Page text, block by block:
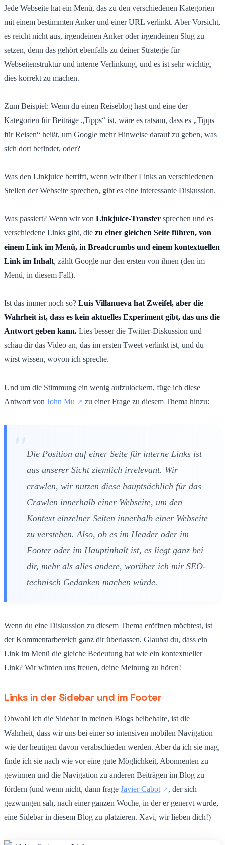
Jede Webseite hat ein Menü, das zu den verschiedenen Kategorien
mit einem bestimmten Anker und einer URL verlinkt. Aber Vorsicht,
es reicht nicht aus, irgendeinen Anker oder irgendeinen Slug zu
setzen, denn das gehört ebenfalls zu deiner Strategie für
Webseitenstruktur und interne Verlinkung, und es ist sehr wichtig,
dies korrekt zu machen.
Zum Beispiel: Wenn du einen Reiseblog hast und eine der
Kategorien für Beiträge „Tipps“ ist, wäre es ratsam, dass es „Tipps
für Reisen“ heißt, um Google mehr Hinweise darauf zu geben, was
sich dort befindet, oder?
Was den Linkjuice betrifft, wenn wir über Links an verschiedenen
Stellen der Webseite sprechen, gibt es eine interessante Diskussion.
Was passiert? Wenn wir von Linkjuice-Transfer sprechen und es
verschiedene Links gibt, die zu einer gleichen Seite führen, von
einem Link im Menü, in Breadcrumbs und einem kontextuellen
Link im Inhalt, zählt Google nur den ersten von ihnen (den im
Menü, in diesem Fall).
Ist das immer noch so? Luis Villanueva hat Zweifel, aber die
Wahrheit ist, dass es kein aktuelles Experiment gibt, das uns die
Antwort geben kann. Lies besser die Twitter-Diskussion und
schau dir das Video an, das im ersten Tweet verlinkt ist, und du
wirst wissen, wovon ich spreche.
Und um die Stimmung ein wenig aufzulockern, füge ich diese
Antwort von John Mu zu einer Frage zu diesem Thema hinzu:
Die Position auf einer Seite für interne Links ist
aus unserer Sicht ziemlich irrelevant. Wir
crawlen, wir nutzen diese hauptsächlich für das
Crawlen innerhalb einer Webseite, um den
Kontext einzelner Seiten innerhalb einer Webseite
zu verstehen. Also, ob es im Header oder im
Footer oder im Hauptinhalt ist, es liegt ganz bei
dir, mehr als alles andere, worüber ich mir SEO-
technisch Gedanken machen würde.
Wenn du eine Diskussion zu diesem Thema eröffnen möchtest, ist
der Kommentarbereich ganz dir überlassen. Glaubst du, dass ein
Link im Menü die gleiche Bedeutung hat wie ein kontextueller
Link? Wir würden uns freuen, deine Meinung zu hören!
Links in der Sidebar und im Footer
Obwohl ich die Sidebar in meinen Blogs beibehalte, ist die
Wahrheit, dass wir uns bei einer so intensiven mobilen Navigation
wie der heutigen davon verabschieden werden. Aber da ich sie mag,
finde ich sie nach wie vor eine gute Möglichkeit, Abonnenten zu
gewinnen und die Navigation zu anderen Beiträgen im Blog zu
fördern (und wenn nicht, dann frage Javier Cabot
, der sich
gezwungen sah, nach einer ganzen Woche, in der er genervt wurde,
eine Sidebar in diesem Blog zu platzieren. Xavi, wir lieben dich!)